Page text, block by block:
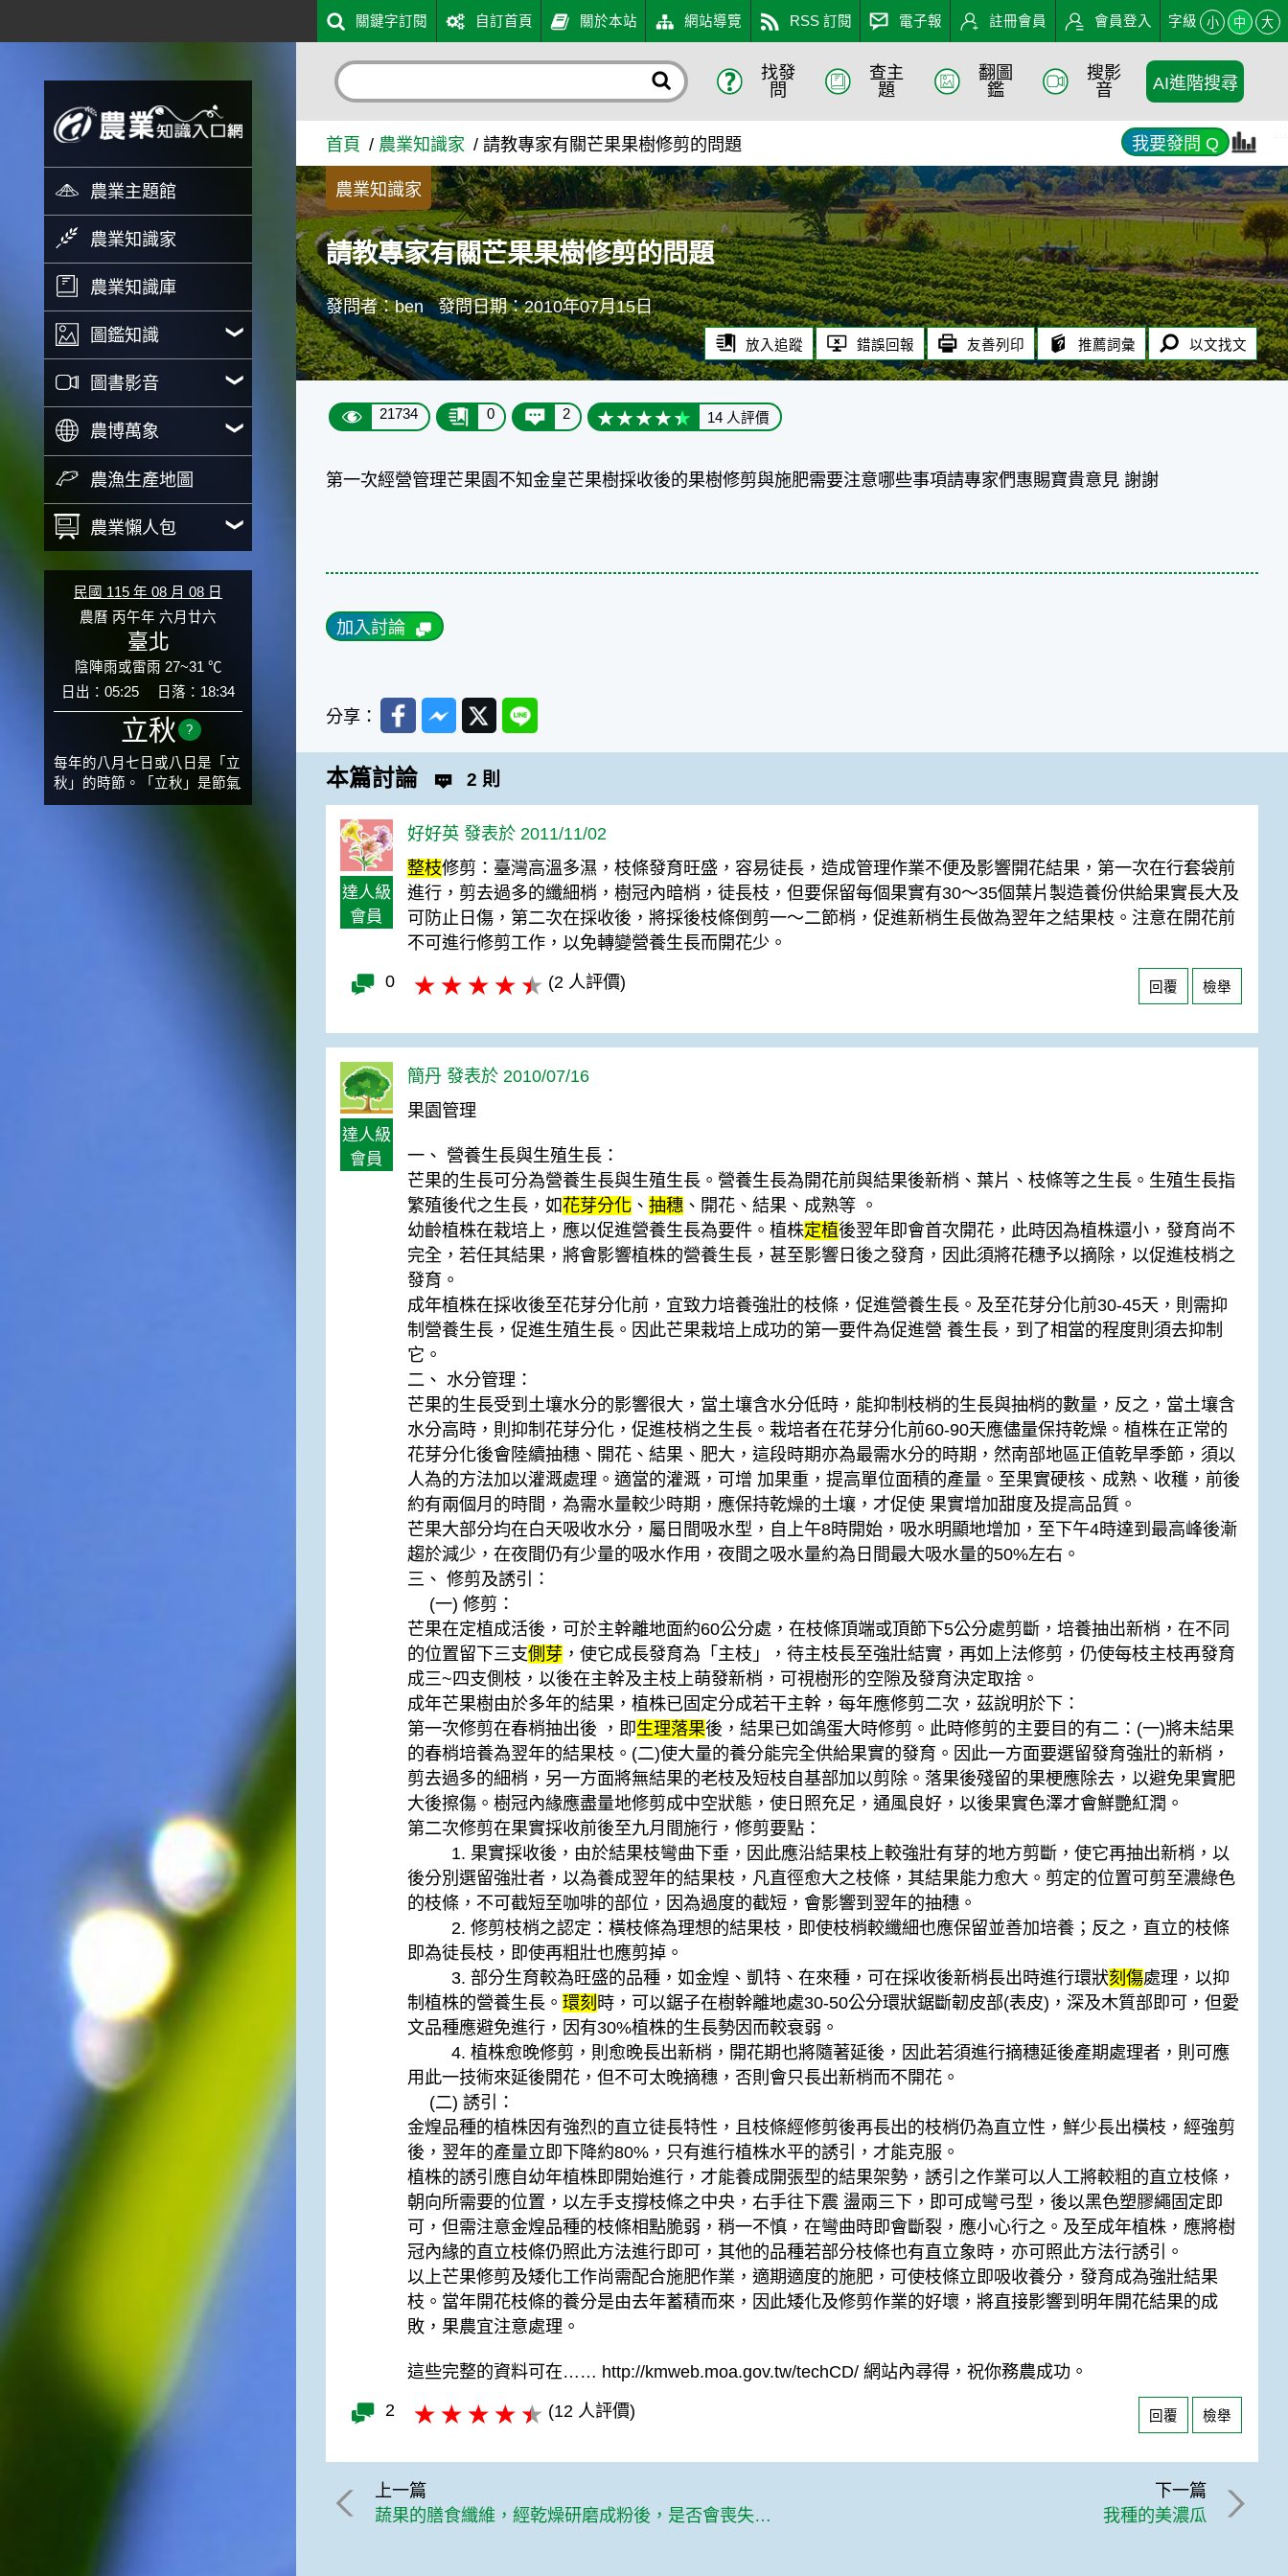
請教專家有關芒果果樹修剪的問題 - 農業知識入口網
農業主題館
農業知識家
農業知識庫
圖鑑知識
圖書影音
農博萬象
農漁生產地圖
農業懶人包
民國 115 年 08 月 08 日
農曆 丙午年 六月廿六
臺北
陰陣雨或雷雨 27~31 ℃
日出：05:25
日落：18:34
立秋 ?
每年的八月七日或八日是「立
秋」的時節。「立秋」是節氣
邁入秋涼的先聲，表示酷熱難
有不好的影響。所以對農夫而
喔！2.「六月秋，快溜溜；七
月秋，秋後油」這句俗諺的意
思是：根據老一輩人的說法，
如果立秋這一天是在農曆六
月，則漁民的作業期會比較早
結束；如果「立秋日」在七
月，則天氣會持續穩定，今年
的捕魚季節就會比較長，而漁
民們的收入也會相對提高呢！
關鍵字訂閱 自訂首頁 關於本站 網站導覽 RSS 訂閱 電子報 註冊會員 會員登入 字級 小 中 大
找發
問
查主
題
翻圖
鑑
搜影
音
AI進階搜尋
首頁 農業知識家 請教專家有關芒果果樹修剪的問題 我要發問 Q
農業知識家
請教專家有關芒果果樹修剪的問題
發問者：ben 發問日期：2010年07月15日
放入追蹤 錯誤回報 友善列印 推薦詞彙 以文找文
21734 0 2 14 人評價
第一次經營管理芒果園不知金皇芒果樹採收後的果樹修剪與施肥需要注意哪些事項請專家們惠賜寶貴意見 謝謝
加入討論
分享：
FacebookMessenger
TwitterLine
本篇討論 2 則
達人級
會員
好好英 發表於 2011/11/02
整枝修剪：臺灣高溫多濕，枝條發育旺盛，容易徒長，造成管理作業不便及影響開花結果，第一次在行套袋前
進行，剪去過多的纖細梢，樹冠內暗梢，徒長枝，但要保留每個果實有30～35個葉片製造養份供給果實長大及
可防止日傷，第二次在採收後，將採後枝條倒剪一～二節梢，促進新梢生長做為翌年之結果枝。注意在開花前
不可進行修剪工作，以免轉變營養生長而開花少。
0
(2 人評價) 回覆 檢舉
達人級
會員
簡丹 發表於 2010/07/16
果園管理
一、 營養生長與生殖生長：
芒果的生長可分為營養生長與生殖生長。營養生長為開花前與結果後新梢、葉片、枝條等之生長。生殖生長指
繁殖後代之生長，如花芽分化、 抽穗、開花、結果、成熟等 。
幼齡植株在栽培上，應以促進營養生長為要件。植株定植後翌年即會首次開花，此時因為植株還小，發育尚不
完全，若任其結果，將會影響植株的營養生長，甚至影響日後之發育，因此須將花穗予以摘除，以促進枝梢之
發育。
成年植株在採收後至花芽分化前，宜致力培養強壯的枝條，促進營養生長。及至花芽分化前30-45天，則需抑
制營養生長，促進生殖生長。因此芒果栽培上成功的第一要件為促進營 養生長，到了相當的程度則須去抑制
它。
二、 水分管理：
芒果的生長受到土壤水分的影響很大，當土壤含水分低時，能抑制枝梢的生長與抽梢的數量，反之，當土壤含
水分高時，則抑制花芽分化，促進枝梢之生長。栽培者在花芽分化前60-90天應儘量保持乾燥。植株在正常的
花芽分化後會陸續抽穗、開花、結果、肥大，這段時期亦為最需水分的時期，然南部地區正值乾旱季節，須以
人為的方法加以灌溉處理。適當的灌溉，可增 加果重，提高單位面積的產量。至果實硬核、成熟、收穫，前後
約有兩個月的時間，為需水量較少時期，應保持乾燥的土壤，才促使 果實增加甜度及提高品質。
芒果大部分均在白天吸收水分，屬日間吸水型，自上午8時開始，吸水明顯地增加，至下午4時達到最高峰後漸
趨於減少，在夜間仍有少量的吸水作用，夜間之吸水量約為日間最大吸水量的50%左右。
三、 修剪及誘引：
(一) 修剪：
芒果在定植成活後，可於主幹離地面約60公分處，在枝條頂端或頂節下5公分處剪斷，培養抽出新梢，在不同
的位置留下三支側芽，使它成長發育為「主枝」，待主枝長至強壯結實，再如上法修剪，仍使每枝主枝再發育
成三~四支側枝，以後在主幹及主枝上萌發新梢，可視樹形的空隙及發育決定取捨。
成年芒果樹由於多年的結果，植株已固定分成若干主幹，每年應修剪二次，茲說明於下：
第一次修剪在春梢抽出後 ，即生理落果後，結果已如鴿蛋大時修剪。此時修剪的主要目的有二：(一)將未結果
的春梢培養為翌年的結果枝。(二)使大量的養分能完全供給果實的發育。因此一方面要選留發育強壯的新梢，
剪去過多的細梢，另一方面將無結果的老枝及短枝自基部加以剪除。落果後殘留的果梗應除去，以避免果實肥
大後擦傷。樹冠內緣應盡量地修剪成中空狀態，使日照充足，通風良好，以後果實色澤才會鮮艷紅潤。
第二次修剪在果實採收前後至九月間施行，修剪要點：
1. 果實採收後，由於結果枝彎曲下垂，因此應沿結果枝上較強壯有芽的地方剪斷，使它再抽出新梢，以
後分別選留強壯者，以為養成翌年的結果枝，凡直徑愈大之枝條，其結果能力愈大。剪定的位置可剪至濃綠色
的枝條，不可截短至咖啡的部位，因為過度的截短，會影響到翌年的抽穗。
2. 修剪枝梢之認定：橫枝條為理想的結果枝，即使枝梢較纖細也應保留並善加培養；反之，直立的枝條
即為徒長枝，即使再粗壯也應剪掉。
3. 部分生育較為旺盛的品種，如金煌、凱特、在來種，可在採收後新梢長出時進行環狀刻傷處理，以抑
制植株的營養生長。 環刻 時，可以鋸子在樹幹離地處30-50公分環狀鋸斷韌皮部(表皮)，深及木質部即可，但愛
文品種應避免進行，因有30%植株的生長勢因而較衰弱。
4. 植株愈晚修剪，則愈晚長出新梢，開花期也將隨著延後，因此若須進行摘穗延後產期處理者，則可應
用此一技術來延後開花，但不可太晚摘穗，否則會只長出新梢而不開花。
(二) 誘引：
金煌品種的植株因有強烈的直立徒長特性，且枝條經修剪後再長出的枝梢仍為直立性，鮮少長出橫枝，經強剪
後，翌年的產量立即下降約80%，只有進行植株水平的誘引，才能克服。
植株的誘引應自幼年植株即開始進行，才能養成開張型的結果架勢，誘引之作業可以人工將較粗的直立枝條，
朝向所需要的位置，以左手支撐枝條之中央，右手往下震 盪兩三下，即可成彎弓型，後以黑色塑膠繩固定即
可，但需注意金煌品種的枝條相點脆弱，稍一不慎，在彎曲時即會斷裂，應小心行之。及至成年植株，應將樹
冠內緣的直立枝條仍照此方法進行即可，其他的品種若部分枝條也有直立象時，亦可照此方法行誘引。
以上芒果修剪及矮化工作尚需配合施肥作業，適期適度的施肥，可使枝條立即吸收養分，發育成為強壯結果
枝。當年開花枝條的養分是由去年蓄積而來，因此矮化及修剪作業的好壞，將直接影響到明年開花結果的成
敗，果農宜注意處理。
這些完整的資料可在…… http://kmweb.moa.gov.tw/techCD/ 網站內尋得，祝你務農成功。
2
(12 人評價) 回覆 檢舉
上一篇
蔬果的膳食纖維，經乾燥研磨成粉後，是否會喪失在人體應有的健康功能。
下一篇
我種的美濃瓜